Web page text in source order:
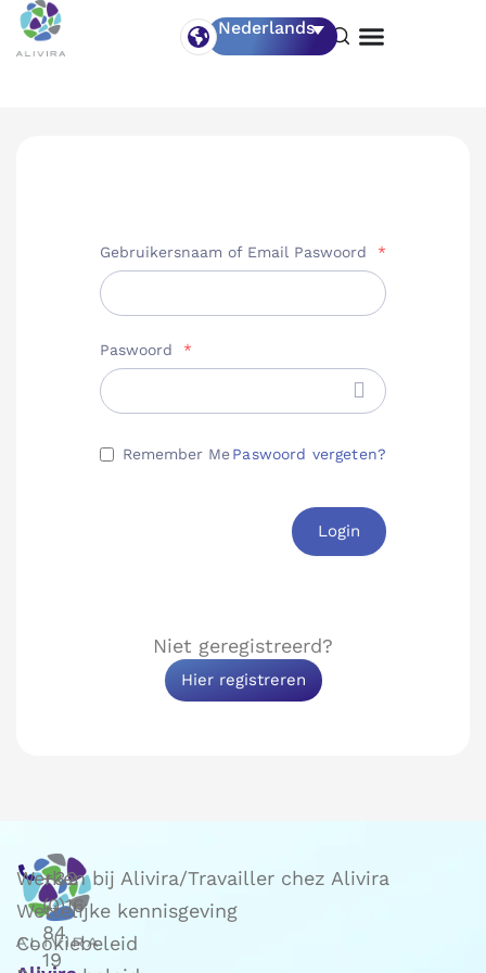
Nederlands
Gebruikersnaam of Email Paswoord *
Paswoord *
Remember MePaswoord vergeten?
Login
Niet geregistreerd?
Hier registreren
+32
(0)16
84
19
Werken bij Alivira/Travailler chez Alivira
Wettelijke kennisgeving
Cookiebeleid